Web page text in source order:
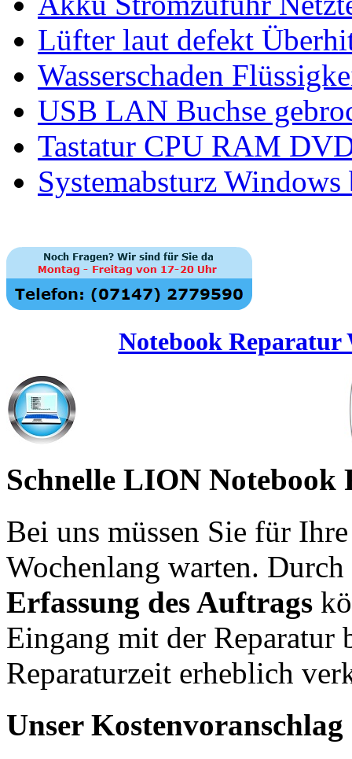
Lüfter laut defekt
Wasserschaden
USB LAN Buchse
Tastatur CPU RAM
Systemabsturz
Notebook Reparatur
Schnelle LION Notebook
Bei uns müssen Sie für
Wochenlang warten.
Erfassung des Auftrags
Eingang mit der Reparatur
Reparaturzeit erheblich
Unser